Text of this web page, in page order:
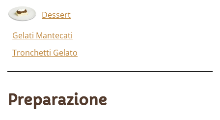
Dessert
Gelati Mantecati
Tronchetti Gelato
PreparazioneScopri di più